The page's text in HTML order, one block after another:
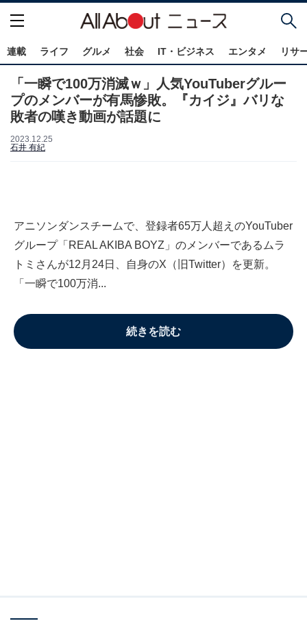
連載 ライフ グルメ 社会 IT・ビジネス エンタメ リサ
「一瞬で100万消滅ｗ」人気YouTuberグルー
プのメンバーが有馬惨敗。『カイジ』バリな
敗者の嘆き動画が話題に
2023.12.25
石井 有紀
アニソンダンスチームで、登録者65万人超えのYouTuber
グループ「REAL AKIBA BOYZ」のメンバーであるムラ
トミさんが12月24日、自身のX（旧Twitter）を更新。
「一瞬で100万消...
続きを読む